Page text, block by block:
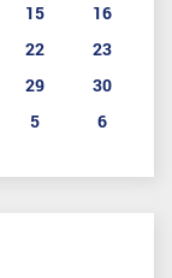
15
16
22
23
29
30
5 6